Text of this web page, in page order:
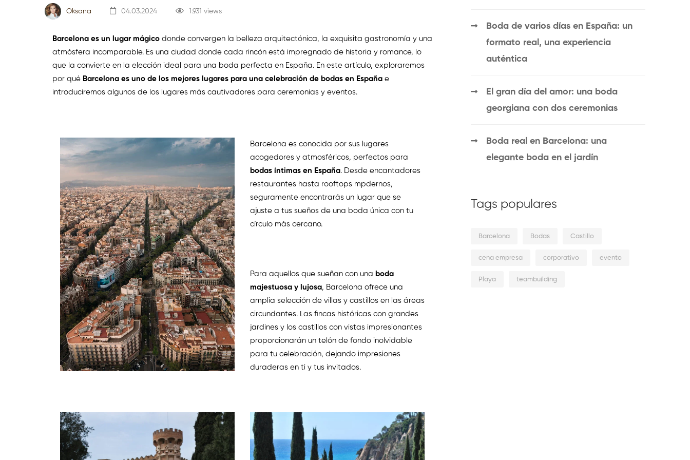
Oksana 04.03.2024 1.931 views
Barcelona es un lugar mágico donde convergen la belleza arquitectónica, la exquisita gastronomía y una
atmósfera incomparable. Es una ciudad donde cada rincón está impregnado de historia y romance, lo
que la convierte en la elección ideal para una boda perfecta en España. En este artículo, exploraremos
por qué Barcelona es uno de los mejores lugares para una celebración de bodas en España e
introduciremos algunos de los lugares más cautivadores para ceremonias y eventos.
Barcelona es conocida por sus lugares
acogedores y atmosféricos, perfectos para
bodas íntimas en España. Desde encantadores
restaurantes hasta rooftops mpdernos,
seguramente encontrarás un lugar que se
ajuste a tus sueños de una boda única con tu
círculo más cercano.
Para aquellos que sueñan con una boda
majestuosa y lujosa, Barcelona ofrece una
amplia selección de villas y castillos en las áreas
circundantes. Las fincas históricas con grandes
jardines y los castillos con vistas impresionantes
proporcionarán un telón de fondo inolvidable
para tu celebración, dejando impresiones
duraderas en ti y tus invitados.
Boda de varios días en España: un
formato real, una experiencia
auténtica
El gran día del amor: una boda
georgiana con dos ceremonias
Boda real en Barcelona: una
elegante boda en el jardín
Tags populares
Barcelona Bodas Castillo
cena empresa corporativo evento
Playa teambuilding